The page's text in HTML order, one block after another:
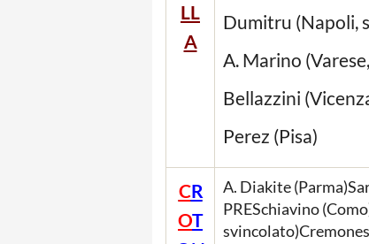
LL
A
Dumitru (Napoli,
A. Marino
Bellazzini
Perez (Pisa)
CR
OT
A. Diakite
PRESchiavino